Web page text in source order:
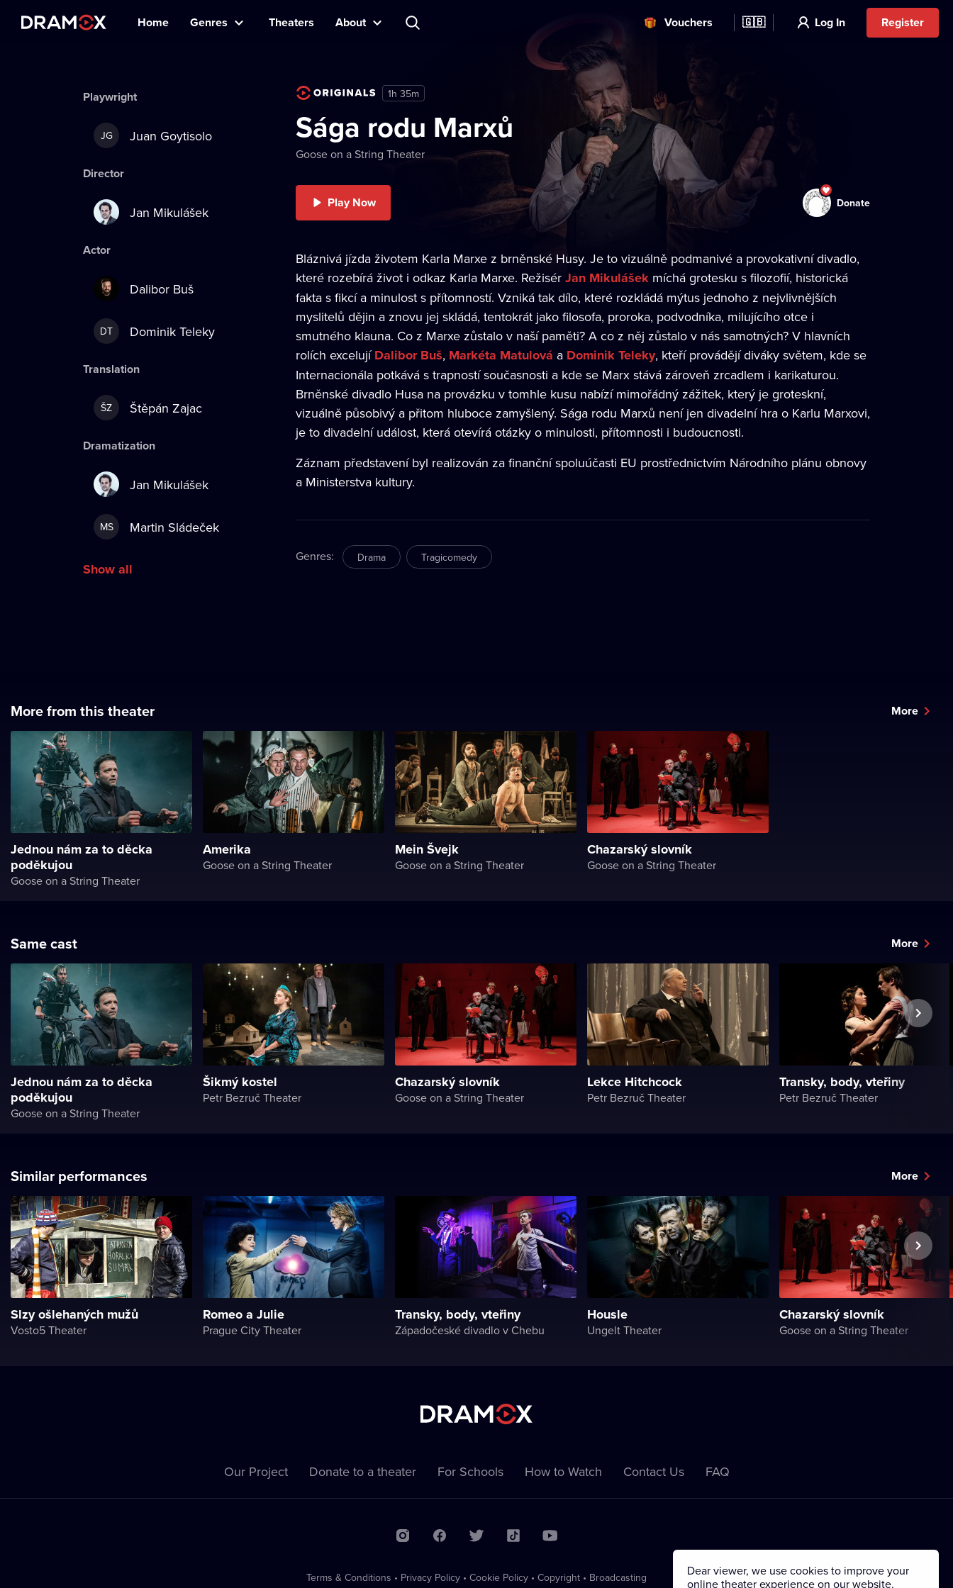
Home Genres Theaters About Vouchers 🇬🇧 Log In Register
1h 35m
Sága rodu Marxů
Goose on a String Theater
Play Now Donate
Bláznivá jízda životem Karla Marxe z brněnské Husy. Je to vizuálně podmanivé a provokativní divadlo,
které rozebírá život i odkaz Karla Marxe. Režisér Jan Mikulášek míchá grotesku s filozofií, historická
fakta s fikcí a minulost s přítomností. Vzniká tak dílo, které rozkládá mýtus jednoho z nejvlivnějších
myslitelů dějin a znovu jej skládá, tentokrát jako filosofa, proroka, podvodníka, milujícího otce i
smutného klauna. Co z Marxe zůstalo v naší paměti? A co z něj zůstalo v nás samotných? V hlavních
rolích excelujíDalibor Buš, Markéta Matulová a Dominik Teleky, kteří provádějí diváky světem, kde se
Internacionála potkává s trapností současnosti a kde se Marx stává zároveň zrcadlem i karikaturou.
Brněnské divadlo Husa na provázku v tomhle kusu nabízí mimořádný zážitek, který je groteskní,
vizuálně působivý a přitom hluboce zamyšlený. Sága rodu Marxů není jen divadelní hra o Karlu Marxovi,
je to divadelní událost, která otevírá otázky o minulosti, přítomnosti i budoucnosti.
Záznam představení byl realizován za finanční spoluúčasti EU prostřednictvím Národního plánu obnovy
a Ministerstva kultury.
Genres: Drama Tragicomedy
Playwright
JG Juan Goytisolo
Director
Jan Mikulášek
Actor
Dalibor Buš
DT Dominik Teleky
Translation
ŠZ Štěpán Zajac
Dramatization
Jan Mikulášek
MS Martin Sládeček
Show all
More from this theater More
Jednou nám za to děcka
poděkujou
Goose on a String Theater
Amerika
Goose on a String Theater
Mein Švejk
Goose on a String Theater
Chazarský slovník
Goose on a String Theater
Same cast More
Jednou nám za to děcka
poděkujou
Goose on a String Theater
Šikmý kostel
Petr Bezruč Theater
Chazarský slovník
Goose on a String Theater
Lekce Hitchcock
Petr Bezruč Theater
Transky, body, vteřiny
Petr Bezruč Theater
Similar performances More
Slzy ošlehaných mužů
Vosto5 Theater
Romeo a Julie
Prague City Theater
Transky, body, vteřiny
Západočeské divadlo v Chebu
Housle
Ungelt Theater
Chazarský slovník
Goose on a String Theater
Our Project Donate to a theater For Schools How to Watch Contact Us FAQ
Terms & Conditions • Privacy Policy • Cookie Policy • Copyright • Broadcasting
Dear viewer, we use cookies to improve your
online theater experience on our website.